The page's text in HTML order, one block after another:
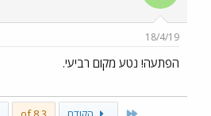
18/4/19
הפתעה! נטע מקום רביעי.
First